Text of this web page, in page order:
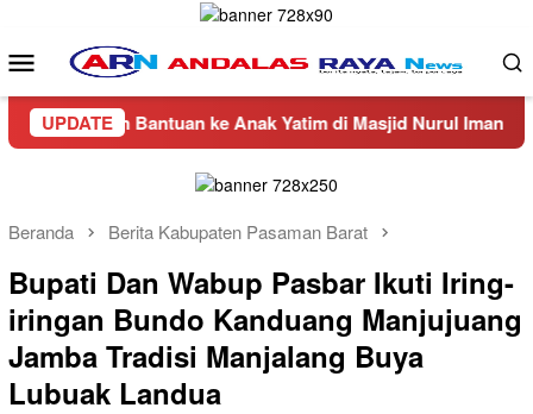
konten
Menu
Mobile
UPDATE
Bantuan ke Anak Yatim di Masjid Nurul Iman Air Napal
Beranda Berita Kabupaten Pasaman Barat
Bupati Dan Wabup Pasbar Ikuti Iring-
iringan Bundo Kanduang Manjujuang
Jamba Tradisi Manjalang Buya
Lubuak Landua